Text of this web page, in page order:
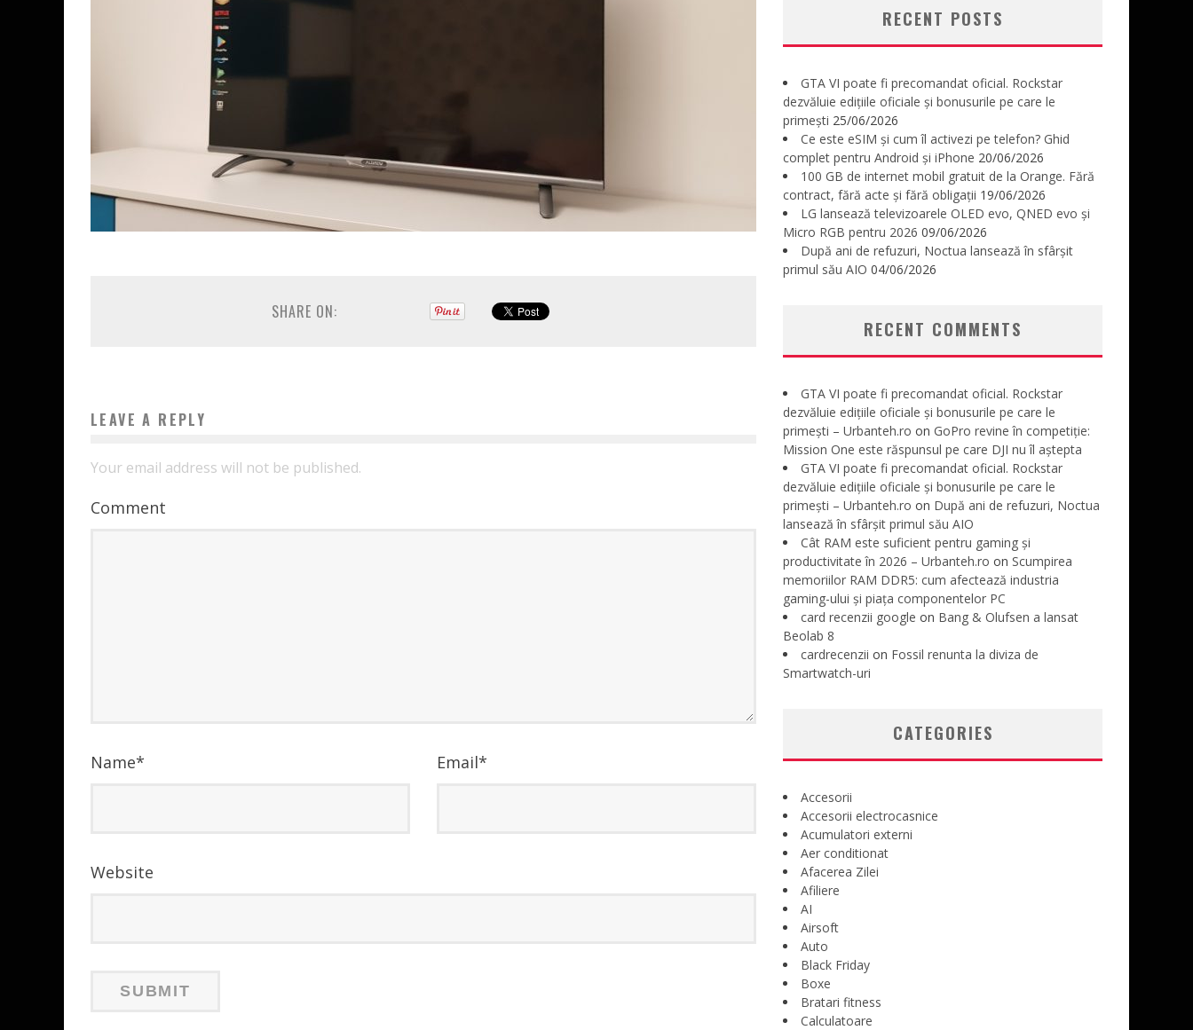
SHARE ON:
LEAVE A REPLY
Your email address will not be published.
Comment
Name* Email*
Website
RECENT POSTS
GTA VI poate fi precomandat oficial. Rockstar
dezvăluie edițiile oficiale și bonusurile pe care le
primești 25/06/2026
Ce este eSIM și cum îl activezi pe telefon? Ghid
complet pentru Android și iPhone 20/06/2026
100 GB de internet mobil gratuit de la Orange. Fără
contract, fără acte și fără obligații 19/06/2026
LG lansează televizoarele OLED evo, QNED evo și
Micro RGB pentru 2026 09/06/2026
După ani de refuzuri, Noctua lansează în sfârșit
primul său AIO 04/06/2026
RECENT COMMENTS
GTA VI poate fi precomandat oficial. Rockstar
dezvăluie edițiile oficiale și bonusurile pe care le
primești – Urbanteh.ro on GoPro revine în competiție:
Mission One este răspunsul pe care DJI nu îl aștepta
GTA VI poate fi precomandat oficial. Rockstar
dezvăluie edițiile oficiale și bonusurile pe care le
primești – Urbanteh.ro on După ani de refuzuri, Noctua
lansează în sfârșit primul său AIO
Cât RAM este suficient pentru gaming și
productivitate în 2026 – Urbanteh.ro on Scumpirea
memoriilor RAM DDR5: cum afectează industria
gaming-ului și piața componentelor PC
card recenzii google on Bang & Olufsen a lansat
Beolab 8
cardrecenzii on Fossil renunta la diviza de
Smartwatch-uri
CATEGORIES
Accesorii
Accesorii electrocasnice
Acumulatori externi
Aer conditionat
Afacerea Zilei
Afiliere
AI
Airsoft
Auto
Black Friday
Boxe
Bratari fitness
Calculatoare